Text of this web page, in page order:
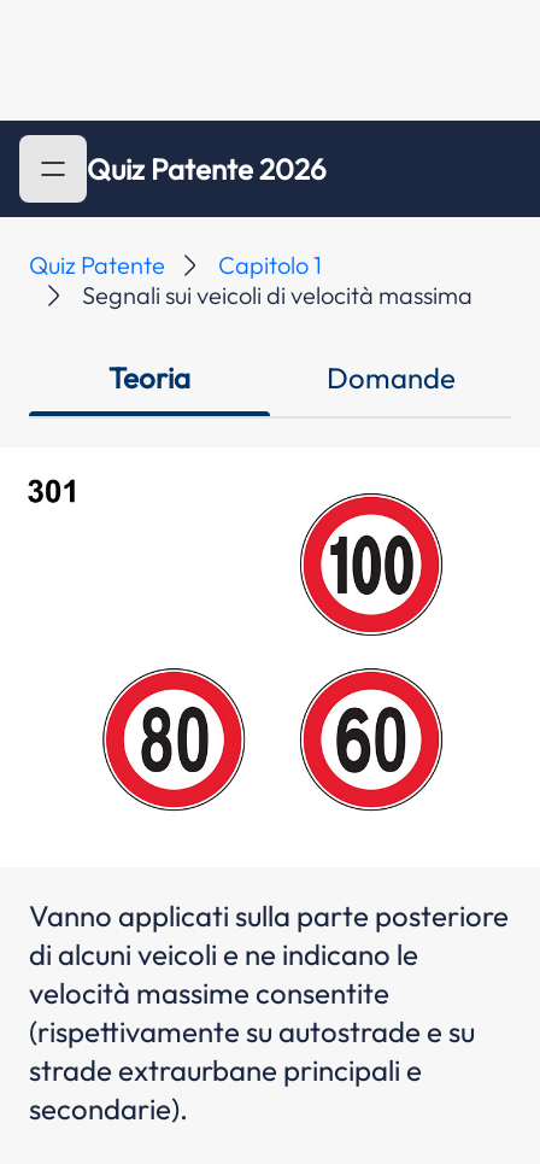
Quiz Patente 2026
Quiz Patente
Capitolo 1
Segnali sui veicoli di velocità massima
Teoria Domande
Vanno applicati sulla parte posteriore
di alcuni veicoli e ne indicano le
velocità massime consentite
(rispettivamente su autostrade e su
strade extraurbane principali e
secondarie).